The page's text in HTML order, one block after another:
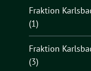
Fraktion
(1)
Fraktion
(3)